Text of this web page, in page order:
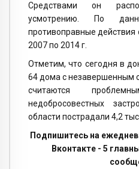
Средствами он
усмотрению. По
противоправные
2007 по 2014 г.
Отметим, что сегодня в
64 дома с незавершенным
считаются
недобросовестных
области пострадали 4,2
Подпишитесь на
Вконтакте - 5